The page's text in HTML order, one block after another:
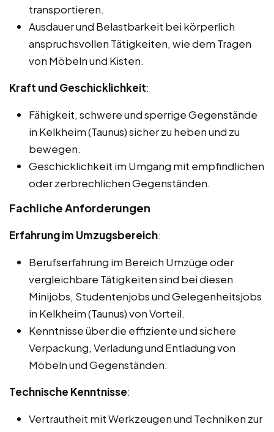
transportieren.
Ausdauer und Belastbarkeit bei körperlich
anspruchsvollen Tätigkeiten, wie dem Tragen
von Möbeln und Kisten.
Kraft und Geschicklichkeit:
Fähigkeit, schwere und sperrige Gegenstände
in Kelkheim (Taunus) sicher zu heben und zu
bewegen.
Geschicklichkeit im Umgang mit empfindlichen
oder zerbrechlichen Gegenständen.
Fachliche Anforderungen
Erfahrung im Umzugsbereich:
Berufserfahrung im Bereich Umzüge oder
vergleichbare Tätigkeiten sind bei diesen
Minijobs, Studentenjobs und Gelegenheitsjobs
in Kelkheim (Taunus) von Vorteil.
Kenntnisse über die effiziente und sichere
Verpackung, Verladung und Entladung von
Möbeln und Gegenständen.
Technische Kenntnisse:
Vertrautheit mit Werkzeugen und Techniken zur